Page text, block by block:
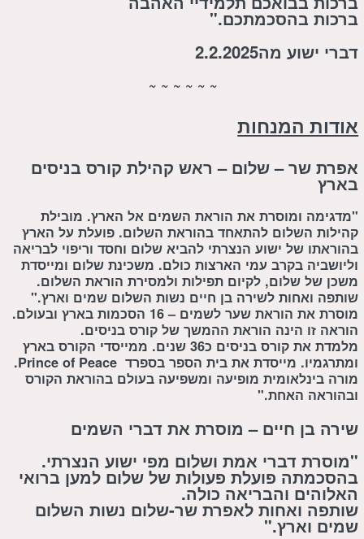
ברכות בהסכמתכם."
דברי ישוע מה2.2.2025
~ ~ ~ ~ ~ ~
אודות המנחות
אפרת שר – שלום – ראש קהילת קורס בניסים
בארץ
"מדגימה ומוסרת את הוראת השמים אל הארץ. מובילת
קהילות השלום להתאחד בהוראת השלום. פועלת על הארץ
בהוראתו של ישוע הנצרתי להביא שלום וחסד וריפוי לבריאה
וליושביה בקרב עמי הארצות כולם. משכינת שלום ומייסדת
משכן של שלום, לקיום תפילות ולמסירת הוראת השלום.
שותפה ואחות לשירה בן חיים נשות השלום שמים וארץ."
מוסרת את הוראת שער לשמים – 16 הסכמות בארץ ובעולם.
הוראה זו הינה הוראת ההמשך של קורס בניסים.
מלמדת את קורס בניסים כ36 שנים. ממייסדי הקורס בארץ
ומתרגמיו. מייסדת את בית הספר בספרד Prince of Peace.
מורה בינלאומית מופיעה ומשפיעה בעולם בהוראת הקורס
ובהוראה האחת."
שירה בן חיים – מוסרת את דברי השמים
"מוסרת דברי אמת ושלום מפי ישוע הנצרתי.
בהסכמתה פועלת פעולות של שלום למען ברואי
האלוהים והבריאה כולה.
שותפה ואחות לאפרת שר-שלום נשות השלום
שמים וארץ."